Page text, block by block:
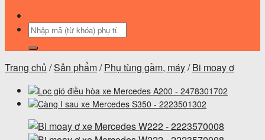
Tìm
Trang chủ /Sản phẩm/ Phụ tùng gầm, máy/ Bi moay ơ